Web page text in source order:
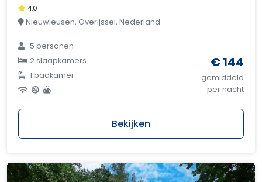
4,0
Nieuwleusen, Overijssel, Nederland
5 personen
2 slaapkamers
1 badkamer
€ 144
gemiddeld
per nacht
Bekijken